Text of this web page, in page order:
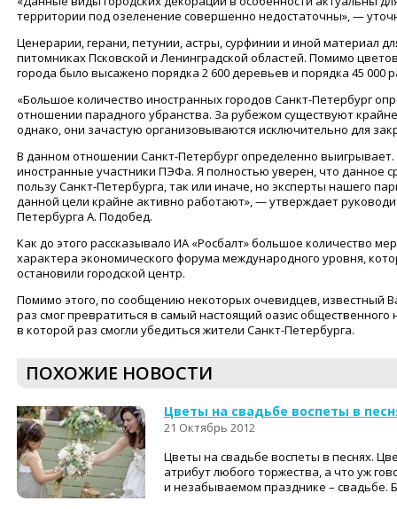
территории под озеленение совершенно недостаточны», —
Ценерарии, герани, петунии, астры, сурфинии и иной материал
питомниках Псковской и Ленинградской областей. Помимо
города было высажено порядка 2 600 деревьев и порядка 45 000
«Большое количество иностранных городов Санкт-Петербург
отношении парадного убранства. За рубежом существуют
однако, они зачастую организовываются исключительно для
В данном отношении Санкт-Петербург определенно выигрывает.
иностранные участники ПЭФа. Я полностью уверен, что данное
пользу Санкт-Петербурга, так или иначе, но эксперты нашего
данной цели крайне активно работают», — утверждает
Петербурга А. Подобед.
Как до этого рассказывало ИА «Росбалт» большое количество
характера экономического форума международного уровня,
остановили городской центр.
Помимо этого, по сообщению некоторых очевидцев, известный
раз смог превратиться в самый настоящий оазис общественного
в которой раз смогли убедиться жители Санкт-Петербурга.
ПОХОЖИЕ НОВОСТИ
Цветы на свадьбе воспеты в
21 Октябрь 2012
Цветы на свадьбе воспеты в песнях.
атрибут любого торжества, а что уж
и незабываемом празднике – свадьбе.